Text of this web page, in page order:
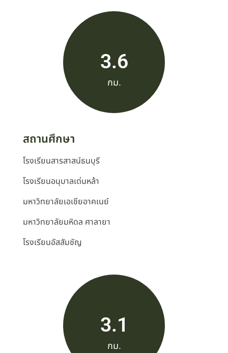
3.6
กม.
สถานศึกษา
โรงเรียนสารสาสน์ธนบุรี
โรงเรียนอนุบาลเด่นหล้า
มหาวิทยาลัยเอเชียอาคเนย์
มหาวิทยาลัยมหิดล ศาลายา
โรงเรียนอัสสัมชัญ
3.1
กม.